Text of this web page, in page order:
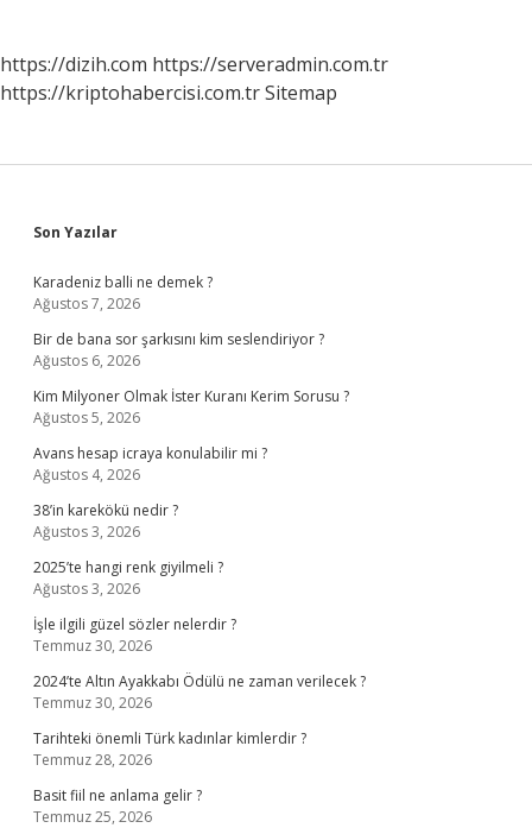
https://dizih.com https://serveradmin.com.tr
https://kriptohabercisi.com.trSitemap
Sidebar
Son Yazılar
Karadeniz balli ne demek ?
Ağustos 7, 2026
Bir de bana sor şarkısını kim seslendiriyor ?
Ağustos 6, 2026
Kim Milyoner Olmak İster Kuranı Kerim Sorusu ?
Ağustos 5, 2026
Avans hesap icraya konulabilir mi ?
Ağustos 4, 2026
38’in karekökü nedir ?
Ağustos 3, 2026
2025’te hangi renk giyilmeli ?
Ağustos 3, 2026
İşle ilgili güzel sözler nelerdir ?
Temmuz 30, 2026
2024’te Altın Ayakkabı Ödülü ne zaman verilecek ?
Temmuz 30, 2026
Tarihteki önemli Türk kadınlar kimlerdir ?
Temmuz 28, 2026
Basit fiil ne anlama gelir ?
Temmuz 25, 2026